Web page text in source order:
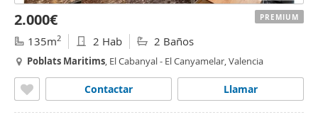
2.000€
135m2 2 Hab 2 Baños
Poblats Maritims, El Cabanyal - El Canyamelar, Valencia
Llamar
Contactar
PREMIUM